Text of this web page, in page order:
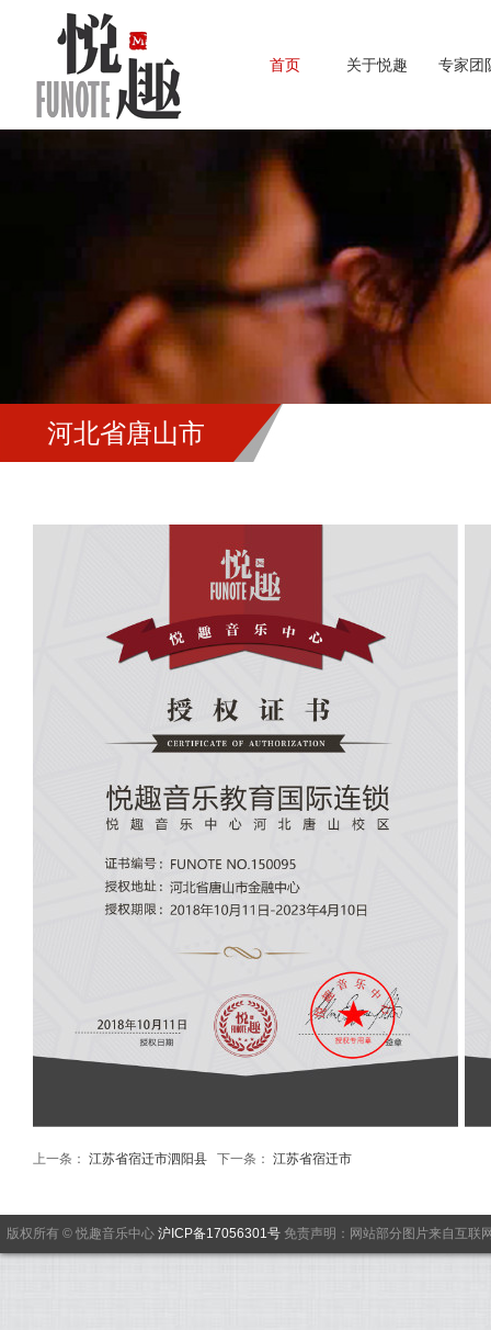
首页 关于悦趣 专家团
河北省唐山市
上一条： 江苏省宿迁市泗阳县 下一条： 江苏省宿迁市
版权所有 © 悦趣音乐中心 沪ICP备17056301号 免责声明：网站部分图片来自互联